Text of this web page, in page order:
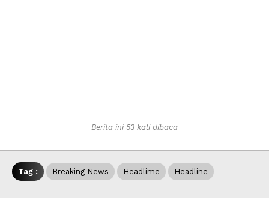
Berita ini 53 kali dibaca
Tag : Breaking News Headlime Headline